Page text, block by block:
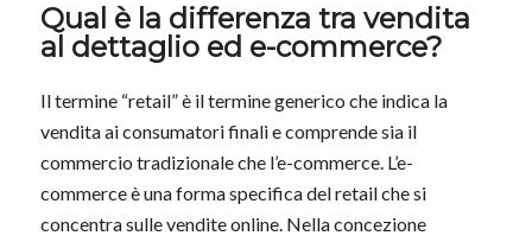
Qual è la differenza tra vendita
al dettaglio ed e-commerce?
Il termine “retail” è il termine generico che indica la
vendita ai consumatori finali e comprende sia il
commercio tradizionale che l’e-commerce. L’e-
commerce è una forma specifica del retail che si
concentra sulle vendite online. Nella concezione